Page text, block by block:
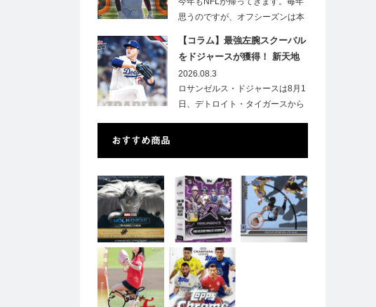
思うのですが、オフシーズンは本
【コラム】最強左腕スクーバル
をドジャースが獲得！ 新天地
での初トレカは「Go Blue !」
のインスク入り！
2026.08.3
ロサンゼルス・ドジャースは8月1
日、デトロイト・タイガースから
おすすめ商品